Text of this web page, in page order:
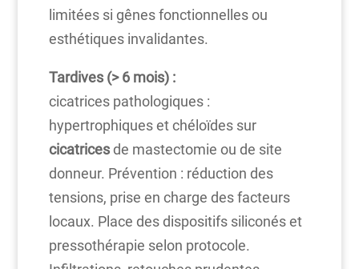
limitées si gênes fonctionnelles ou
esthétiques invalidantes.
Tardives (> 6 mois) :
cicatrices pathologiques :
hypertrophiques et chéloïdes sur
cicatricesde mastectomie ou de site
donneur. Prévention : réduction des
tensions, prise en charge des facteurs
locaux. Place des dispositifs siliconés et
pressothérapie selon protocole.